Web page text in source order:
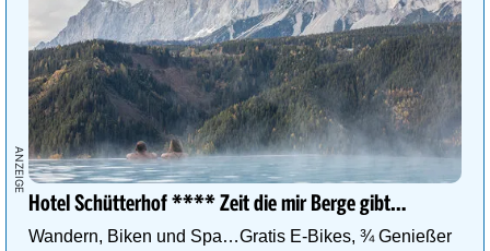
Hotel Schütterhof **** Zeit die mir Berge gibt…
Wandern, Biken und Spa…Gratis E-Bikes, ¾ Genießer